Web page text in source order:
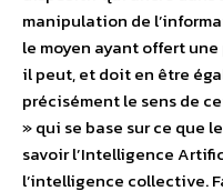
manipulation de
le moyen ayant offert
il peut, et doit en être
précisément le sens de
» qui se base sur ce que
savoir l’Intelligence
l’intelligence collective.